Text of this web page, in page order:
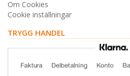
Om Cookies
Cookie inställningar
TRYGG HANDEL